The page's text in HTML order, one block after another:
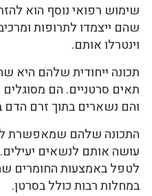
שימוש רפואי נוסף הוא
שהם ייצמדו לתרופות
וינטרלו אותם.
תכונה ייחודית שלהם היא
תאים סרטניים. הם
והם נשארים בתוך זרם הדם
התכונה שלהם שמאפשרת
עושה אותם לנשאים
לטפל באמצעות החומרים
במחלות רבות כולל בסרטן.